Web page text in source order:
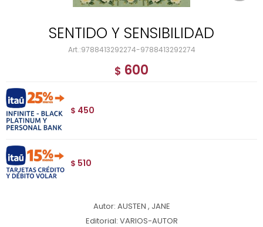
SENTIDO Y SENSIBILIDAD
9788413292274-9788413292274
$ 600
$ 450
$ 510
Autor: AUSTEN , JANE
Editorial: VARIOS-AUTOR